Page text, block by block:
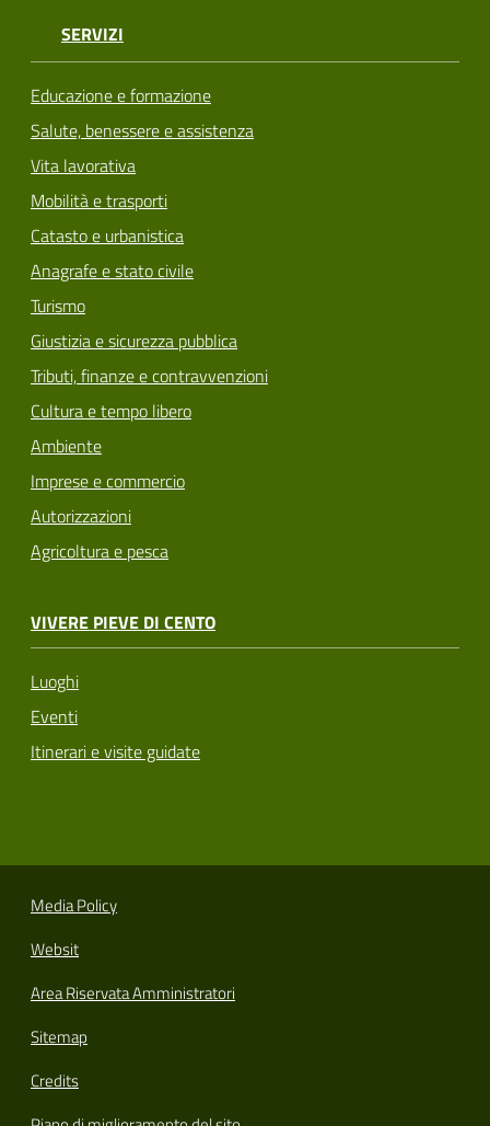
SERVIZI
Educazione e formazione
Salute, benessere e assistenza
Vita lavorativa
Mobilità e trasporti
Catasto e urbanistica
Anagrafe e stato civile
Turismo
Giustizia e sicurezza pubblica
Tributi, finanze e contravvenzioni
Cultura e tempo libero
Ambiente
Imprese e commercio
Autorizzazioni
Agricoltura e pesca
VIVERE PIEVE DI CENTO
Luoghi
Eventi
Itinerari e visite guidate
Media Policy
Websit
Area Riservata Amministratori
Sitemap
Credits